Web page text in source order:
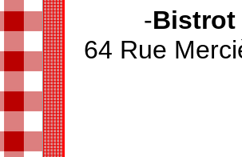
-Bistrot
64 Rue